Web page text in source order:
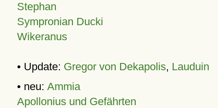
Stephan
Sympronian Ducki
Wikeranus
• Update: Gregor von Dekapolis, Lauduin
• neu: Ammia
Apollonius und Gefährten